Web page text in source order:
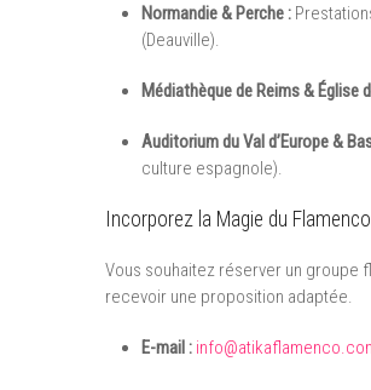
Normandie & Perche :
(Deauville).
Médiathèque de Reims & Église
Auditorium du Val d’Europe &
culture espagnole).
Incorporez la Magie du
Vous souhaitez réserver un groupe
recevoir une proposition adaptée.
E-mail :